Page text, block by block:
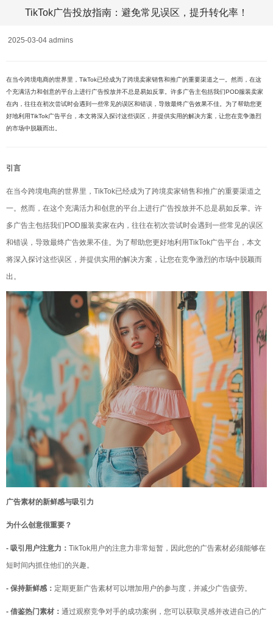
TikTok广告投放指南：避免常见误区，提升转化率！
2025-03-04 admins
在当今跨境电商的世界里，TikTok已经成为了跨境卖家销售和推广的重要渠道之一。然而，在这
个充满活力和创意的平台上进行广告投放并不总是易如反掌。许多广告主包括我们POD服装卖家
在内，往往在初次尝试时会遇到一些常见的误区和错误，导致最终广告效果不佳。为了帮助您更
好地利用TikTok广告平台，本文将深入探讨这些误区，并提供实用的解决方案，让您在竞争激烈
的市场中脱颖而出。
引言
在当今跨境电商的世界里，TikTok已经成为了跨境卖家销售和推广的重要渠道之
一。然而，在这个充满活力和创意的平台上进行广告投放并不总是易如反掌。许
多广告主包括我们POD服装卖家在内，往往在初次尝试时会遇到一些常见的误区
和错误，导致最终广告效果不佳。为了帮助您更好地利用TikTok广告平台，本文
将深入探讨这些误区，并提供实用的解决方案，让您在竞争激烈的市场中脱颖而
出。
广告素材的新鲜感与吸引力
为什么创意很重要？
- 吸引用户注意力： TikTok用户的注意力非常短暂，因此您的广告素材必须能够在
短时间内抓住他们的兴趣。
- 保持新鲜感： 定期更新广告素材可以增加用户的参与度，并减少广告疲劳。
- 借鉴热门素材： 通过观察竞争对手的成功案例，您可以获取灵感并改进自己的广